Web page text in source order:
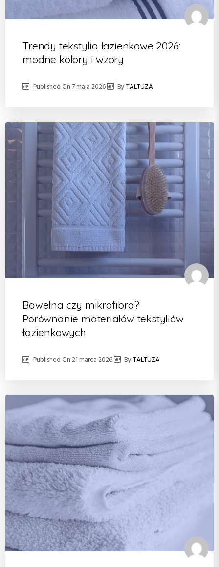
Trendy tekstylia łazienkowe 2026:
modne kolory i wzory
Published On7 maja 2026 ByTALTUZA
Bawełna czy mikrofibra?
Porównanie materiałów tekstyliów
łazienkowych
Published On21 marca 2026 ByTALTUZA